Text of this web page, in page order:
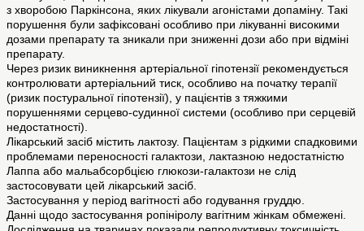
з хворобою Паркінсона, яких лікували агоністами допаміну. Такі
порушення були зафіксовані особливо при лікуванні високими
дозами препарату та зникали при зниженні дози або при відміні
препарату.
Через ризик виникнення артеріальної гіпотензії рекомендується
контролювати артеріальний тиск, особливо на початку терапії
(ризик постуральної гіпотензії), у пацієнтів з тяжкими
порушеннями серцево-судинної системи (особливо при серцевій
недостатності).
Лікарський засіб містить лактозу. Пацієнтам з рідкими спадковими
проблемами переносності галактози, лактазною недостатністю
Лаппа або мальабсорбцією глюкози-галактози не слід
застосовувати цей лікарський засіб.
Застосування у період вагітності або годування груддю.
Данні щодо застосування ропініролу вагітним жінкам обмежені.